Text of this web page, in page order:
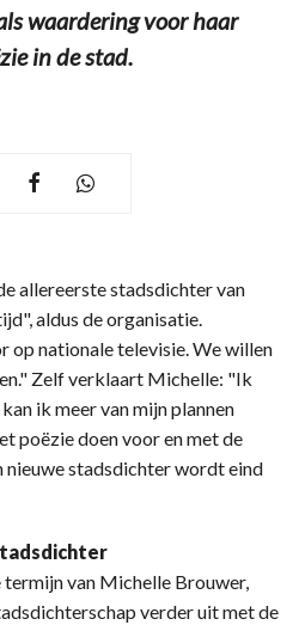
waardering voor haar
in de stad.
allereerste stadsdichter van
aldus de organisatie.
op nationale televisie. We willen
Zelf verklaart Michelle: "Ik
ik meer van mijn plannen
poëzie doen voor en met de
nieuwe stadsdichter wordt eind
van Michelle Brouwer,
verder uit met de